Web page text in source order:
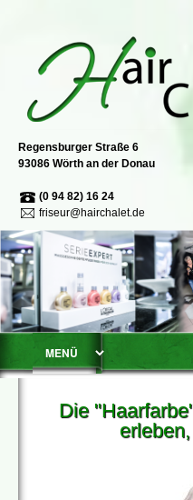
Regensburger Straße 6
93086 Wörth an der Donau
(0 94 82) 16 24
friseur@hairchalet.de
Die